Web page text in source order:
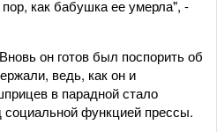
пор, как бабушка ее умерла", -
он готов был поспорить об
ведь, как он и
в парадной стало
функцией прессы.